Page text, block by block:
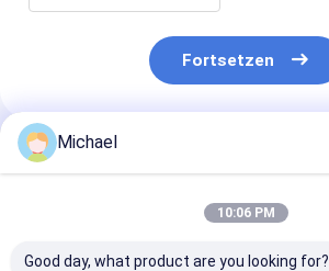
Fortsetzen
Empfohlene Produkte
Michael
10:06 PM
Good day, what product are you looking for?